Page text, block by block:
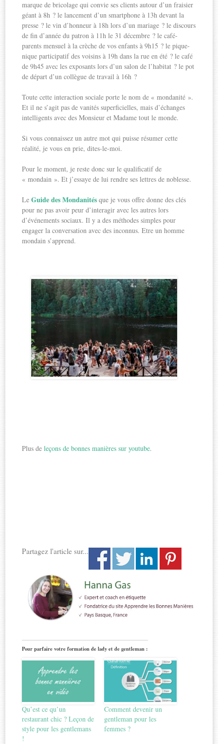
marque de bricolage qui convie ses clients autour d’un fraisier
géant à 8h ? le lancement d’un smartphone à 13h devant la
presse ? le vin d’honneur à 18h lors d’un mariage ? le discours
de fin d’année du patron à 11h le 31 décembre ? le café-
parents mensuel à la crèche de vos enfants à 9h15 ? le pique-
nique participatif des voisins à 19h dans la rue en été ? le café
de 9h45 avec les exposants lors d’un salon de l’habitat ? le pot
de départ d’un collègue de travail à 16h ?
Toute cette interaction sociale porte le nom de « mondanité ».
Et il ne s’agit pas de vanités superficielles, mais d’échanges
intelligents avec des Monsieur et Madame tout le monde.
Si vous connaissez un autre mot qui puisse résumer cette
réalité, je vous en prie, dites-le-moi.
Pour le moment, je reste donc sur le qualificatif de
« mondain ». Et j’essaye de lui rendre ses lettres de noblesse.
LeGuide des Mondanités que je vous offre donne des clés
pour ne pas avoir peur d’interagir avec les autres lors
d’événements sociaux. Il y a des méthodes simples pour
engager la conversation avec des inconnus. Etre un homme
mondain s’apprend.
Plus deleçons de bonnes manières sur youtube.
Partagez l'article sur...
Pour parfaire votre formation de lady et de gentleman :
Qu’est ce qu’un
restaurant chic ? Leçon de
style pour les gentlemans
!
Comment devenir un
gentleman pour les
femmes ?